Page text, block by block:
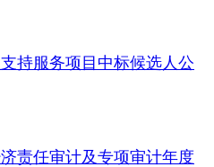
持服务项目中标候选人公
责任审计及专项审计年度